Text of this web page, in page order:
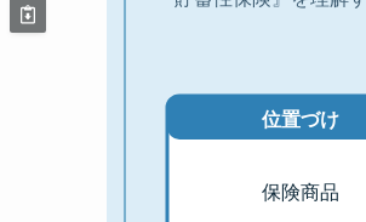
位置づけ
保険商品